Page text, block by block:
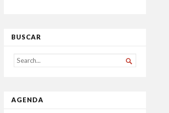
BUSCAR
SEARCH
FOR...

AGENDA